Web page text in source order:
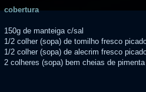
cobertura
150g de manteiga c/sal
1/2 colher (sopa) de tomilho fresco
1/2 colher (sopa) de alecrim fresco
2 colheres (sopa) bem cheias de